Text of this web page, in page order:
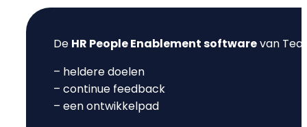
360° Feedback
Pulse Surveys
Resources
Klantverhalen
De HR People Enablement softwarevan
– heldere doelen
– continue feedback
– een ontwikkelpad